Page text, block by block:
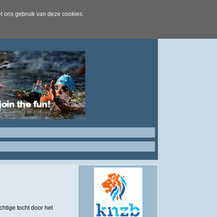
ons gebruik van deze cookies.
tocht door het